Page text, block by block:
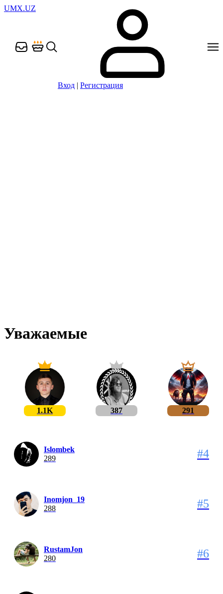
UMX.UZ
Вход | Регистрация
Уважаемые
1.1K 387 291
Islombek
289
#4
Inomjon_19
288
#5
RustamJon
280
#6